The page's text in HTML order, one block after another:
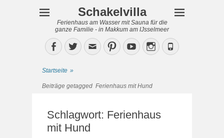
Schakelvilla
Ferienhaus am Wasser mit Sauna für die
ganze Familie - in Makkum am IJsselmeer
Facebook
TwitterEmailPinterestYouTubeInstagram
Phone
Startseite »
Beiträge getagged Ferienhaus mit Hund
Schlagwort: Ferienhaus
mit Hund